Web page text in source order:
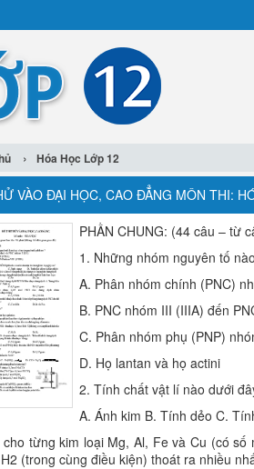
› Hóa Học Lớp 12
VÀO ĐẠI HỌC, CAO ĐẲNG MÔN THI:
PHẦN CHUNG: (44 câu – từ
1. Những nhóm nguyên tố
A. Phân nhóm chính (PNC)
B. PNC nhóm III (IIIA) đến
C. Phân nhóm phụ (PNP)
D. Họ lantan và họ actini
2. Tính chất vật lí nào dưới
A. Ánh kim B. Tính dẻo C.
từng kim loại Mg, Al, Fe và Cu (có
(trong cùng điều kiện) thoát ra nhiều